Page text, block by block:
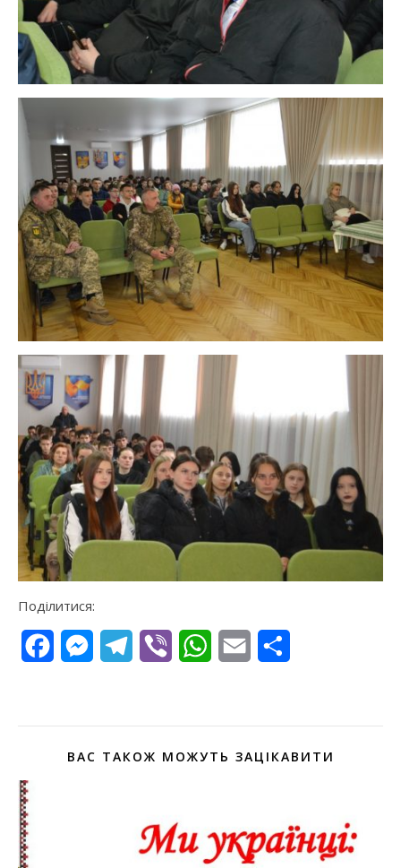
Поділитися:
FacebookMessengerTelegram
Viber WhatsApp
Email
ВАС ТАКОЖ МОЖУТЬ ЗАЦІКАВИТИ